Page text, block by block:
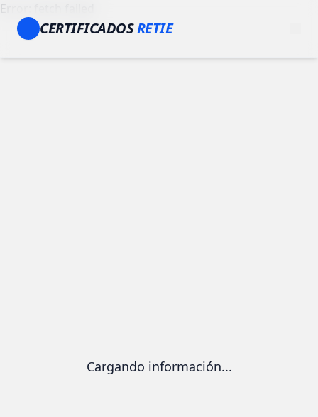
CERTIFICADOSRETIE
Error: fetch failed
Cargando información...